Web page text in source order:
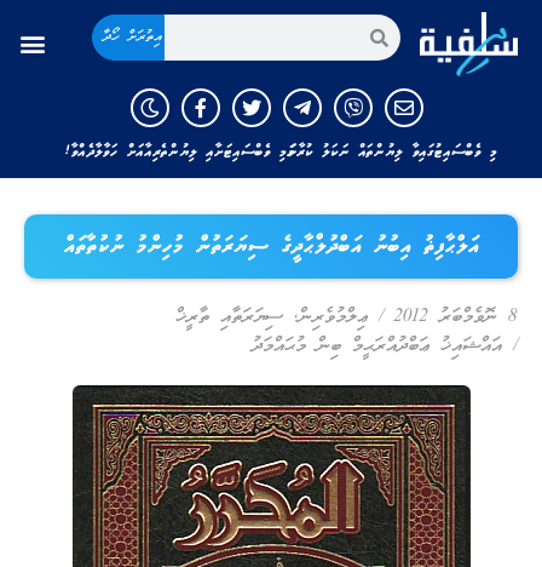
އިތުރަށް ހޯދާ
މި ވެބްސައިޓުގައިވާ ލިޔުންތައް ނަކަލު ކުރާނަމަ މި ވެބްސައިޓަށާއި ލިޔުންތެރިއާއަށް ހަވާލާދެއްވާ!
އަލްޙާފިޡު އިބުނު އަބްދުލްޙާދީގެ ސިޔަރަތުން މުހިންމު ނުކުތާތައް
8 ނޮވެމްބަރު 2012 / ޢިލްމުވެރިން, ސިޔަރަތާއި ތާރީޚް
/ އައްޝައިޚު ޢަބްދުއްރަޙީމް ބިން މުޙައްމަދު